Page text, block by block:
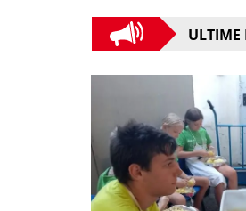
ULTIME